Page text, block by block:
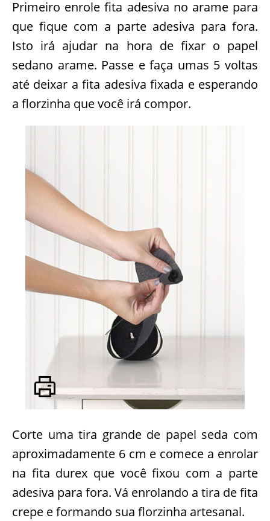
Primeiro enrole fita adesiva no arame para
que fique com a parte adesiva para fora.
Isto irá ajudar na hora de fixar o papel
sedano arame. Passe e faça umas 5 voltas
até deixar a fita adesiva fixada e esperando
a florzinha que você irá compor.
Corte uma tira grande de papel seda com
aproximadamente 6 cm e comece a enrolar
na fita durex que você fixou com a parte
adesiva para fora. Vá enrolando a tira de fita
crepe e formando sua florzinha artesanal.